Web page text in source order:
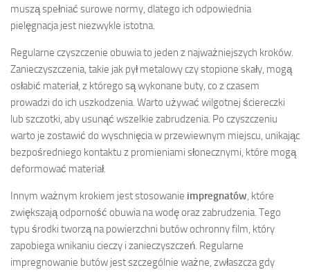
muszą spełniać surowe normy, dlatego ich odpowiednia
pielęgnacja jest niezwykle istotna.
Regularne czyszczenie obuwia to jeden z najważniejszych kroków.
Zanieczyszczenia, takie jak pył metalowy czy stopione skały, mogą
osłabić materiał, z którego są wykonane buty, co z czasem
prowadzi do ich uszkodzenia. Warto używać wilgotnej ściereczki
lub szczotki, aby usunąć wszelkie zabrudzenia. Po czyszczeniu
warto je zostawić do wyschnięcia w przewiewnym miejscu, unikając
bezpośredniego kontaktu z promieniami słonecznymi, które mogą
deformować materiał.
Innym ważnym krokiem jest stosowanie impregnatów, które
zwiększają odporność obuwia na wodę oraz zabrudzenia. Tego
typu środki tworzą na powierzchni butów ochronny film, który
zapobiega wnikaniu cieczy i zanieczyszczeń. Regularne
impregnowanie butów jest szczególnie ważne, zwłaszcza gdy